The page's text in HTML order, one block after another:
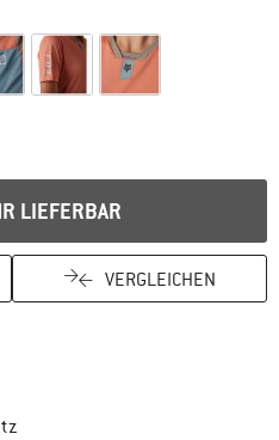
LIEFERBAR
VERGLEICHEN
Zahlungs-Infos hier! Öffnet